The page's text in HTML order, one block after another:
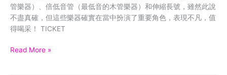
管樂器）、倍低音管（最低音的木管樂器）和伸縮長號，雖然此說
不盡真確，但這些樂器確實在當中扮演了重要角色，表現不凡，值
得喝采！ TICKET
Read More »